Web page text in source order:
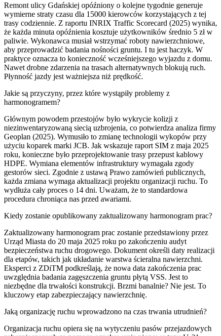
Remont ulicy Gdańskiej opóźniony o kolejne tygodnie generuje
wymierne straty czasu dla 15000 kierowców korzystających z tej
trasy codziennie. Z raportu INRIX Traffic Scorecard (2025) wynika,
że każda minuta opóźnienia kosztuje użytkowników średnio 5 zł w
paliwie. Wykonawca musiał wstrzymać roboty nawierzchniowe,
aby przeprowadzić badania nośności gruntu. I tu jest haczyk. W
praktyce oznacza to konieczność wcześniejszego wyjazdu z domu.
Nawet drobne zdarzenia na trasach alternatywnych blokują ruch.
Płynność jazdy jest ważniejsza niż prędkość.
Jakie są przyczyny, przez które wystąpiły problemy z
harmonogramem?
Głównym powodem przestojów było wykrycie kolizji z
niezinwentaryzowaną siecią uzbrojenia, co potwierdza analiza firmy
Geoplan (2025). Wymusiło to zmianę technologii wykopów przy
użyciu koparek marki JCB. Jak wskazuje raport SIM z maja 2025
roku, konieczne było przeprojektowanie trasy przepust kablowy
HDPE. Wymiana elementów infrastruktury wymagała zgody
gestorów sieci. Zgodnie z ustawą Prawo zamówień publicznych,
każda zmiana wymaga aktualizacji projektu organizacji ruchu. To
wydłuża cały proces o 14 dni. Uważam, że to standardowa
procedura chroniąca nas przed awariami.
Kiedy zostanie opublikowany zaktualizowany harmonogram prac?
Zaktualizowany harmonogram prac zostanie przedstawiony przez
Urząd Miasta do 20 maja 2025 roku po zakończeniu audyt
bezpieczeństwa ruchu drogowego. Dokument określi daty realizacji
dla etapów, takich jak układanie warstwa ścieralna nawierzchni.
Eksperci z ZDiTM podkreślają, że nowa data zakończenia prac
uwzględnia badania zagęszczenia gruntu płytą VSS. Jest to
niezbędne dla trwałości konstrukcji. Brzmi banalnie? Nie jest. To
kluczowy etap zabezpieczający nawierzchnię.
Jaką organizację ruchu wprowadzono na czas trwania utrudnień?
Organizacja ruchu opiera się na wytyczeniu pasów przejazdowych